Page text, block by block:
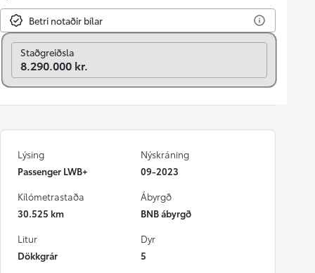
Betri notaðir bílar
Breyta í mánaðarlega
Staðgreiðsla
8.290.000 kr.
Lýsing
Passenger LWB+
Nýskráning
09-2023
Kílómetrastaða
30.525 km
Ábyrgð
BNB ábyrgð
Litur
Dökkgrár
Dyr
5